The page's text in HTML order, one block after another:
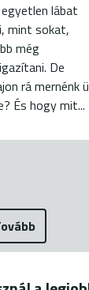
lábat
mint sokat,
még
De
rá mernénk
És hogy mit...